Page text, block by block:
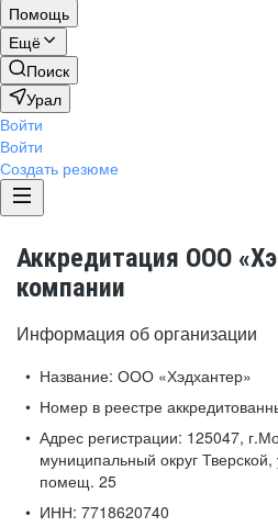
Помощь
Ещё
Поиск
Урал
Войти
Войти
Создать резюме
Аккредитация ООО
компании
Информация об организации
Название: ООО «Хэдхантер»
Номер в реестре
Адрес регистрации: 125047,
муниципальный округ
помещ. 25
ИНН: 7718620740